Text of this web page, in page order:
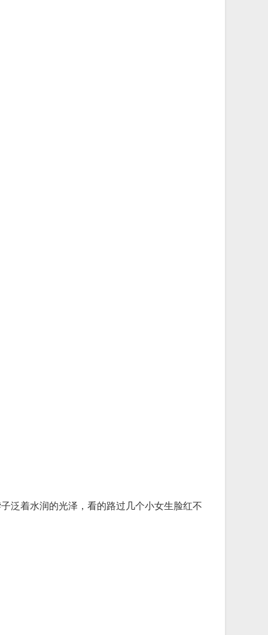
泛着水润的光泽，看的路过几个小女生脸红不